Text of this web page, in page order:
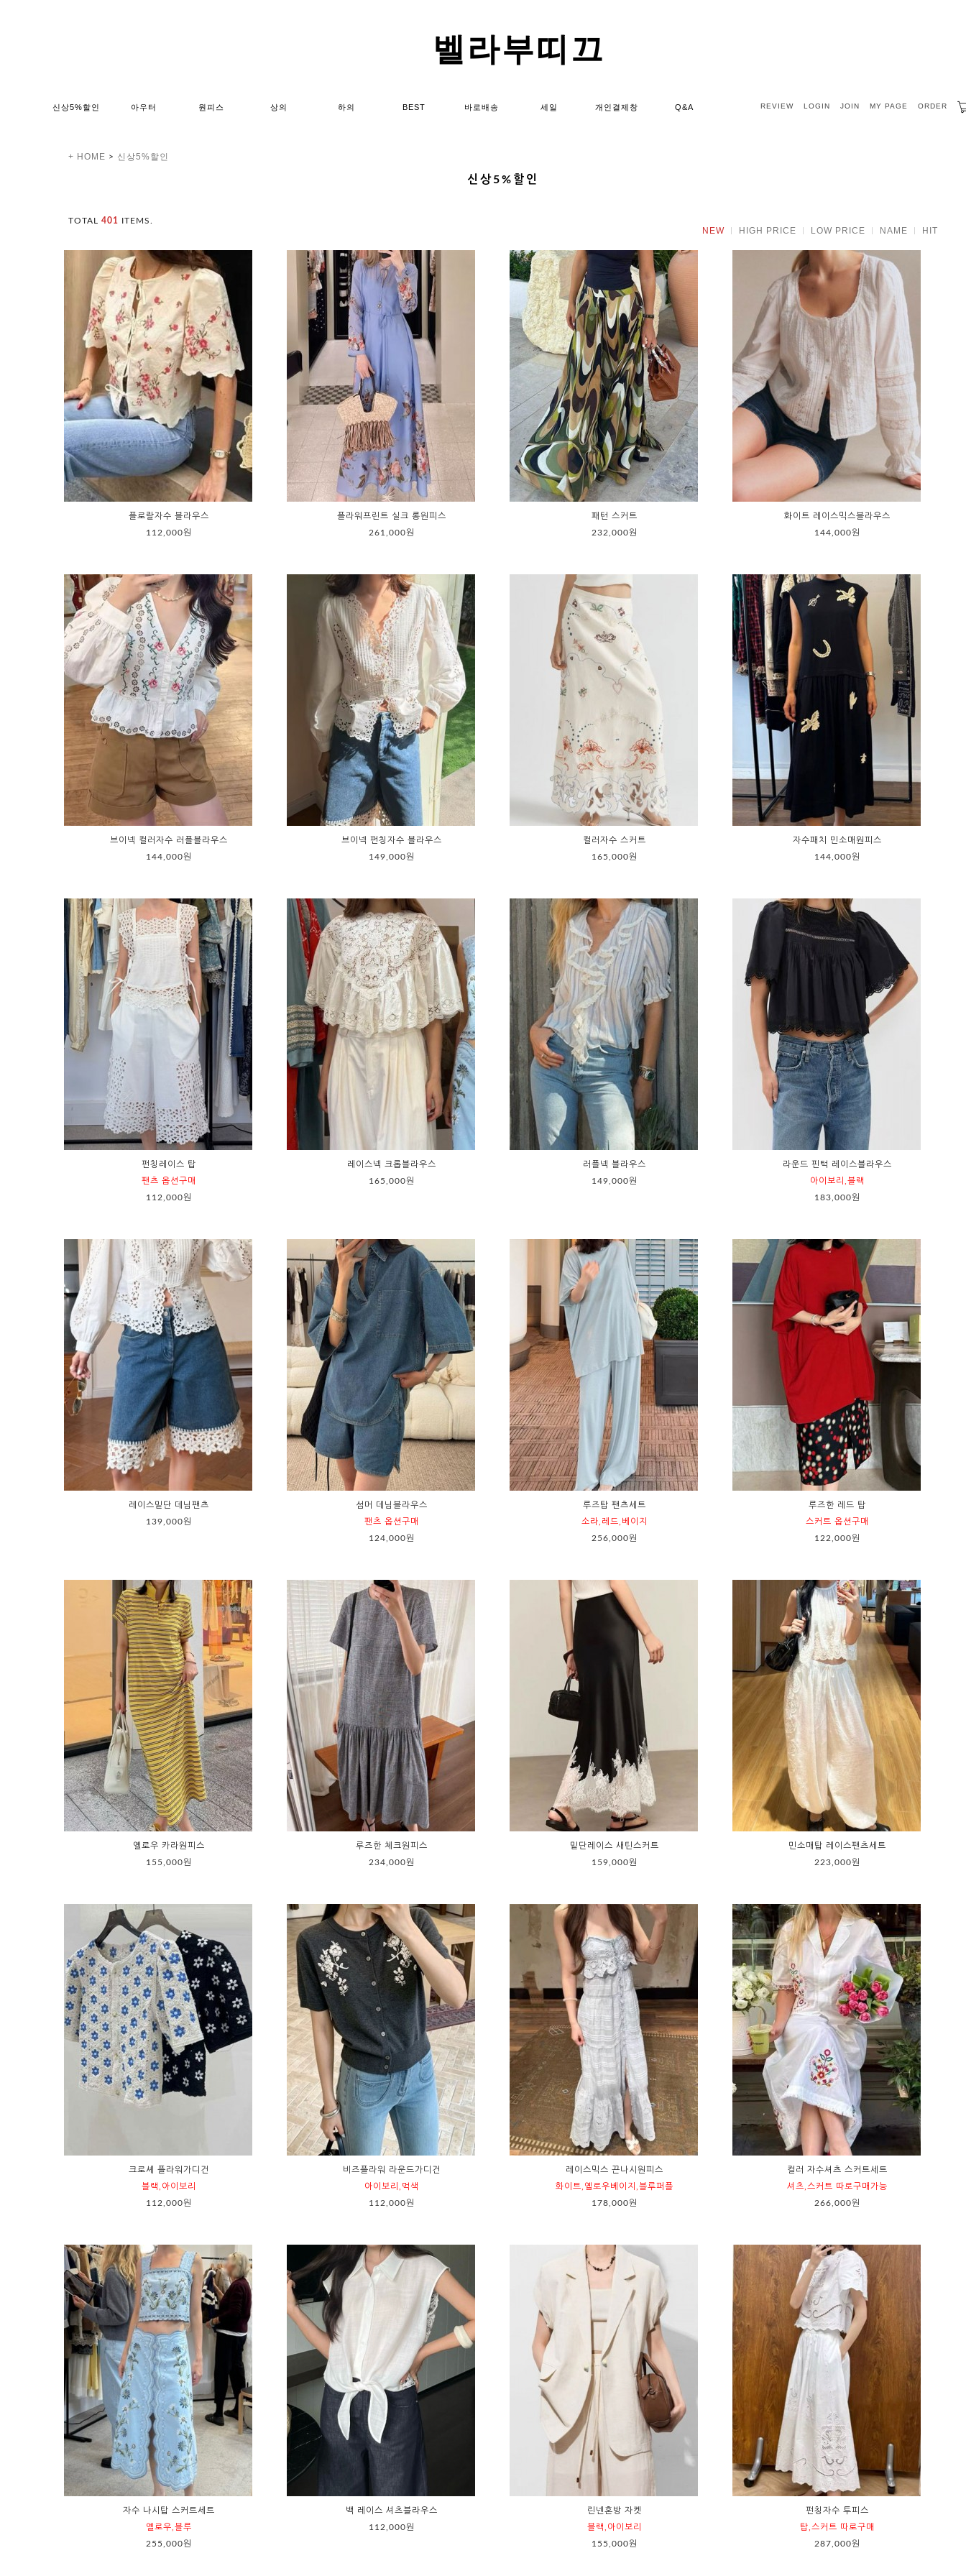
벨라부띠끄
REVIEW LOGIN JOIN MY PAGE ORDER
신상5%할인 아우터 원피스 상의 하의 BEST 바로배송 세일 개인결제창 Q&A
+ HOME > 신상5%할인
신상5%할인
TOTAL 401 ITEMS.
NEW HIGH PRICE LOW PRICE NAME HIT
플로랄자수 블라우스
112,000원
플라워프린트 실크 롱원피스
261,000원
패턴 스커트
232,000원
화이트 레이스믹스블라우스
144,000원
브이넥 컬러자수 러플블라우스
144,000원
브이넥 펀칭자수 블라우스
149,000원
컬러자수 스커트
165,000원
자수패치 민소매원피스
144,000원
펀칭레이스 탑
팬츠 옵션구매
112,000원
레이스넥 크롭블라우스
165,000원
러플넥 블라우스
149,000원
라운드 핀턱 레이스블라우스
아이보리,블랙
183,000원
레이스밑단 데님팬츠
139,000원
섬머 데님블라우스
팬츠 옵션구매
124,000원
루즈탑 팬츠세트
소라,레드,베이지
256,000원
루즈한 레드 탑
스커트 옵션구매
122,000원
옐로우 카라원피스
155,000원
루즈한 체크원피스
234,000원
밑단레이스 새틴스커트
159,000원
민소매탑 레이스팬츠세트
223,000원
크로셰 플라워가디건
블랙,아이보리
112,000원
비즈플라워 라운드가디건
아이보리,먹색
112,000원
레이스믹스 끈나시원피스
화이트,옐로우베이지,블루퍼플
178,000원
컬러 자수셔츠 스커트세트
셔츠,스커트 따로구매가능
266,000원
자수 나시탑 스커트세트
옐로우,블루
255,000원
백 레이스 셔츠블라우스
112,000원
린넨혼방 자켓
블랙,아이보리
155,000원
펀칭자수 투피스
탑,스커트 따로구매
287,000원